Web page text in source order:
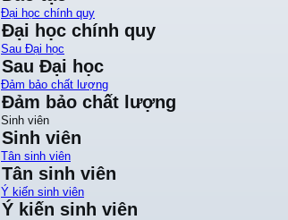
Đại học chính quy
Đại học chính quy
Sau Đại học
Sau Đại học
Đảm bảo chất lượng
Đảm bảo chất lượng
Sinh viên
Sinh viên
Tân sinh viên
Tân sinh viên
Ý kiến sinh viên
Ý kiến sinh viên